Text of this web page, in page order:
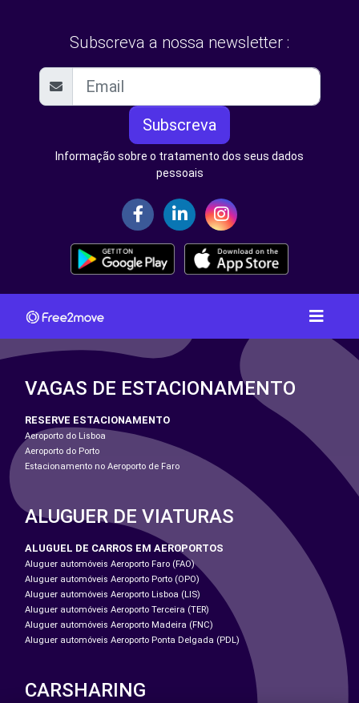
Subscreva a nossa newsletter :
Subscreva
Informação sobre o tratamento dos seus dados
pessoais
VAGAS DE ESTACIONAMENTO
RESERVE ESTACIONAMENTO
Aeroporto do Lisboa
Aeroporto do Porto
Estacionamento no Aeroporto de Faro
ALUGUER DE VIATURAS
ALUGUEL DE CARROS EM AEROPORTOS
Aluguer automóveis Aeroporto Faro (FAO)
Aluguer automóveis Aeroporto Porto (OPO)
Aluguer automóveis Aeroporto Lisboa (LIS)
Aluguer automóveis Aeroporto Terceira (TER)
Aluguer automóveis Aeroporto Madeira (FNC)
Aluguer automóveis Aeroporto Ponta Delgada (PDL)
CARSHARING